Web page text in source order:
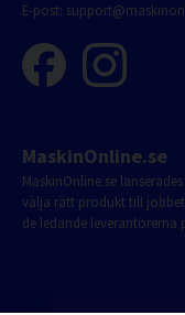
E-post:
MaskinOnline.se
MaskinOnline.se
välja rätt produkt till
de ledande leverantörerna